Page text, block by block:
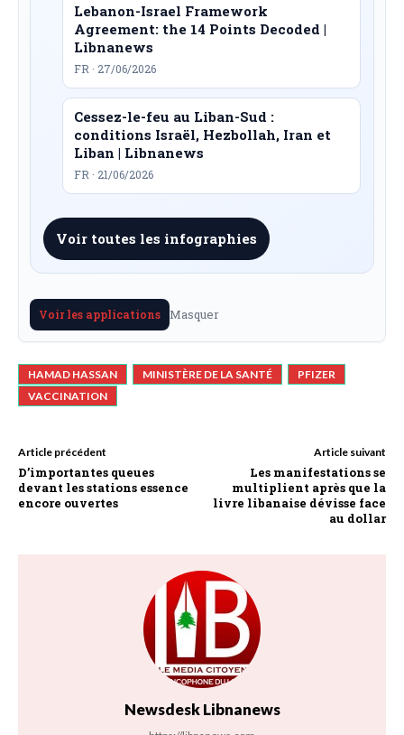
Lebanon-Israel Framework
Agreement: the 14 Points Decoded |
Libnanews
FR · 27/06/2026
Cessez-le-feu au Liban-Sud :
conditions Israël, Hezbollah, Iran et
Liban | Libnanews
FR · 21/06/2026
Voir toutes les infographies
Voir les applications Masquer
HAMAD HASSAN MINISTÈRE DE LA SANTÉ
PFIZER
VACCINATION
Article précédent
D’importantes queues
devant les stations essence
encore ouvertes
Article suivant
Les manifestations se
multiplient après que la
livre libanaise dévisse face
au dollar
Newsdesk Libnanews